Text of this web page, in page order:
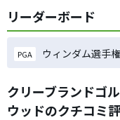
リーダーボード
PGA ウィンダム選手
クリーブランドゴ
ウッドのクチコミ